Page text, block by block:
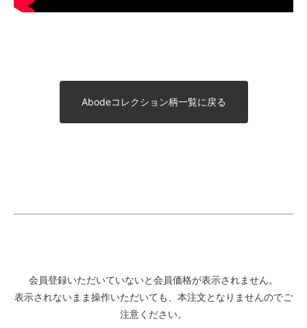
Abodeコレクション柄一覧に戻る
会員登録いただいていないと会員価格が表示されません。
表示されないまま操作いただいても、本注文となりませんのでご
注意ください。